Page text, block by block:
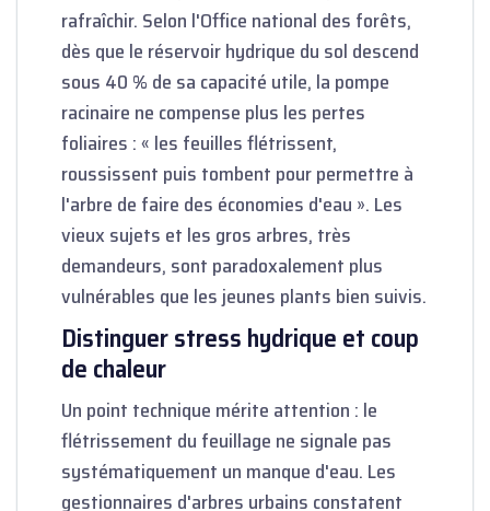
rafraîchir. Selon l'Office national des forêts,
dès que le réservoir hydrique du sol descend
sous 40 % de sa capacité utile, la pompe
racinaire ne compense plus les pertes
foliaires : « les feuilles flétrissent,
roussissent puis tombent pour permettre à
l'arbre de faire des économies d'eau ». Les
vieux sujets et les gros arbres, très
demandeurs, sont paradoxalement plus
vulnérables que les jeunes plants bien suivis.
Distinguer stress hydrique et coup
de chaleur
Un point technique mérite attention : le
flétrissement du feuillage ne signale pas
systématiquement un manque d'eau. Les
gestionnaires d'arbres urbains constatent